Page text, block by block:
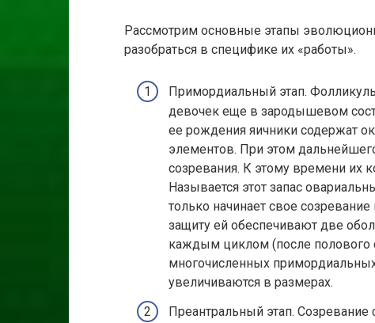
Рассмотрим основные этапы
разобраться в специфике их «работы».
Примордиальный этап.
девочек еще в зародышевом
ее рождения яичники содержат
элементов. При этом
созревания. К этому времени их
Называется этот запас
только начинает свое
защиту ей обеспечивают две
каждым циклом (после полового
многочисленных
увеличиваются в размерах.
Преантральный этап. Созревание